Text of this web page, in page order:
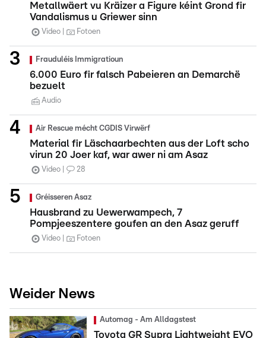
Metallwäert vu Kräizer a Figure kéint Grond fir
Vandalismus u Griewer sinn
Video Fotoen
Frauduléis Immigratioun
6.000 Euro fir falsch Pabeieren an Demarchë
bezuelt
Audio
Air Rescue mécht CGDIS Virwërf
Material fir Läschaarbechten aus der Loft scho
virun 20 Joer kaf, war awer ni am Asaz
Video 28
Gréisseren Asaz
Hausbrand zu Uewerwampech, 7
Pompjeeszentere goufen an den Asaz geruff
Video Fotoen
Weider News
Automag - Am Alldagstest
Toyota GR Supra Lightweight EVO